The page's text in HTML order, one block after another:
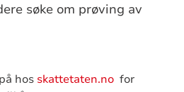
søke om prøving av
hos skattetaten.nofor